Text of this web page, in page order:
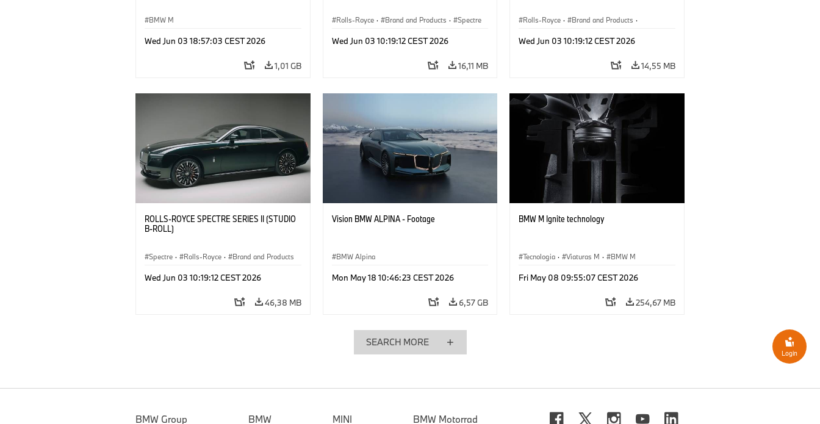
BMW M
Wed Jun 03 18:57:03 CEST 2026
1,01 GB
Rolls-Royce · Brand and Products · Spectre
Wed Jun 03 10:19:12 CEST 2026
16,11 MB
Rolls-Royce · Brand and Products ·
Wed Jun 03 10:19:12 CEST 2026
14,55 MB
ROLLS-ROYCE SPECTRE SERIES II (STUDIO
B-ROLL)
Spectre · Rolls-Royce · Brand and Products
Wed Jun 03 10:19:12 CEST 2026
46,38 MB
Vision BMW ALPINA - Footage
BMW Alpina
Mon May 18 10:46:23 CEST 2026
6,57 GB
BMW M Ignite technology
Tecnologia · Viaturas M · BMW M
Fri May 08 09:55:07 CEST 2026
254,67 MB
SEARCH MORE
BMW Group BMW MINI BMW Motorrad
Login